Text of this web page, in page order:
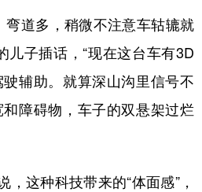
道多，稍微不注意车轱辘就
儿子插话，“现在这台车有3D
辅助。就算深山沟里信号不
障碍物，车子的双悬架过烂
这种科技带来的“体面感”，